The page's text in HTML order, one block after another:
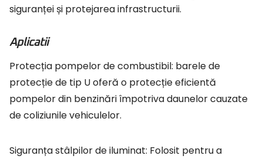
siguranței și protejarea infrastructurii.
Aplicatii
Protecția pompelor de combustibil: barele de
protecție de tip U oferă o protecție eficientă
pompelor din benzinări împotriva daunelor cauzate
de coliziunile vehiculelor.
Siguranța stâlpilor de iluminat: Folosit pentru a